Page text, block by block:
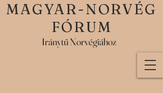
MAGYAR-NORVÉG
FÓRUM
Iránytű Norvégiához